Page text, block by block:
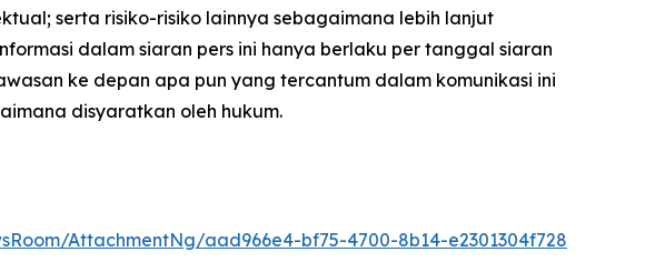
serta risiko-risiko lainnya sebagaimana lebih lanjut
dalam siaran pers ini hanya berlaku per tanggal siaran
ke depan apa pun yang tercantum dalam komunikasi ini
disyaratkan oleh hukum.
AttachmentNg/aad966e4-bf75-4700-8b14-e2301304f728